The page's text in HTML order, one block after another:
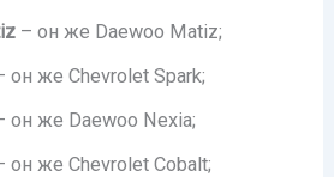
– он же Daewoo Matiz;
он же Chevrolet Spark;
он же Daewoo Nexia;
он же Chevrolet Cobalt;